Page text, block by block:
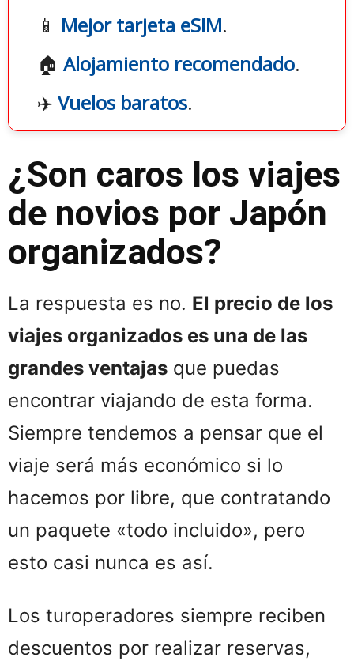
📱 Mejor tarjeta eSIM.
🏠 Alojamiento recomendado.
✈️ Vuelos baratos.
¿Son caros los viajes
de novios por Japón
organizados?
La respuesta es no. El precio de los
viajes organizados es una de las
grandes ventajas que puedas
encontrar viajando de esta forma.
Siempre tendemos a pensar que el
viaje será más económico si lo
hacemos por libre, que contratando
un paquete «todo incluido», pero
esto casi nunca es así.
Los turoperadores siempre reciben
descuentos por realizar reservas,